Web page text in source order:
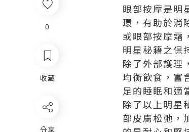
0
收藏
分享
眼部按摩是明
環，有助於消
或眼部按摩霜
明星秘籍之保
除了外部護理
均衡飲食，富
足的睡眠和適
除了以上明星
部皮膚松弛，